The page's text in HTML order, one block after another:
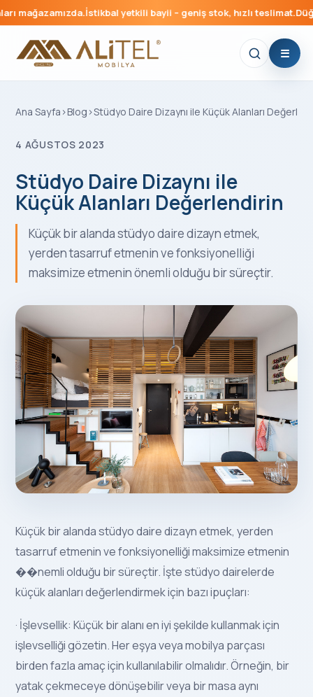
İstikbal yetkili bayii – geniş stok, hızlı teslimat.Düğün
Ana Sayfa ›Blog ›Stüdyo Daire Dizaynı ile Küçük Alanları
4 AĞUSTOS 2023
Stüdyo Daire Dizaynı ile
Küçük Alanları Değerlendirin
Küçük bir alanda stüdyo daire dizayn etmek,
yerden tasarruf etmenin ve fonksiyonelliği
maksimize etmenin önemli olduğu bir süreçtir.
Küçük bir alanda stüdyo daire dizayn etmek, yerden
tasarruf etmenin ve fonksiyonelliği maksimize etmenin
��nemli olduğu bir süreçtir. İşte stüdyo dairelerde
küçük alanları değerlendirmek için bazı ipuçları:
· İşlevsellik: Küçük bir alanı en iyi şekilde kullanmak için
işlevselliği gözetin. Her eşya veya mobilya parçası
birden fazla amaç için kullanılabilir olmalıdır. Örneğin, bir
yatak çekmeceye dönüşebilir veya bir masa aynı